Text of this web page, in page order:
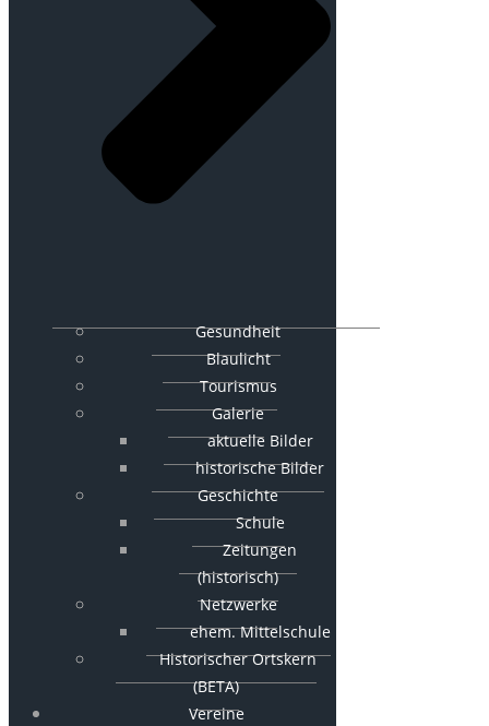
Gesundheit
Blaulicht
Tourismus
Galerie
aktuelle Bilder
historische Bilder
Geschichte
Schule
Zeitungen
(historisch)
Netzwerke
ehem. Mittelschule
Historischer Ortskern
(BETA)
Vereine